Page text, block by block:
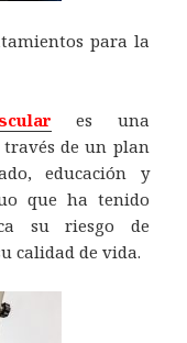
para la
es una
de un plan
educación y
que ha tenido
su riesgo de
calidad de vida.